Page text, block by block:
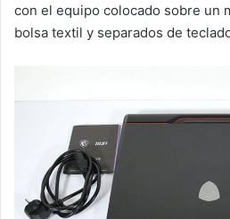
con el equipo colocado sobre un
bolsa textil y separados de